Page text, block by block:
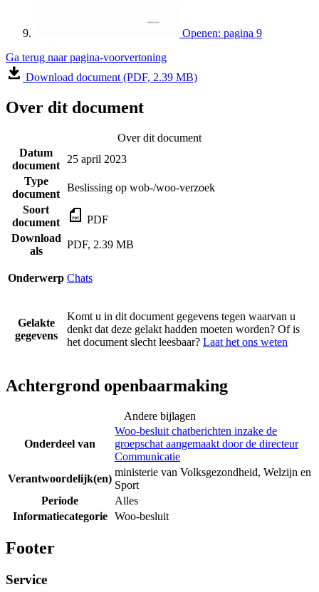
Openen: pagina 9
Ga terug naar pagina-voorvertoning
Download document (PDF, 2.39 MB)
Over dit document
Over dit document
Datum
document
25 april 2023
Type
document
Beslissing op wob-/woo-verzoek
Soort
document
PDF
Download
als
PDF, 2.39 MB
Onderwerp Chats
Gelakte
gegevens
Komt u in dit document gegevens tegen waarvan u
denkt dat deze gelakt hadden moeten worden? Of is
het document slecht leesbaar? Laat het ons weten
Achtergrond openbaarmaking
Andere bijlagen
Onderdeel van
Woo-besluit chatberichten inzake de
groepschat aangemaakt door de directeur
Communicatie
Verantwoordelijk(en)
ministerie van Volksgezondheid, Welzijn en
Sport
Periode
Alles
Informatiecategorie
Woo-besluit
Footer
Service